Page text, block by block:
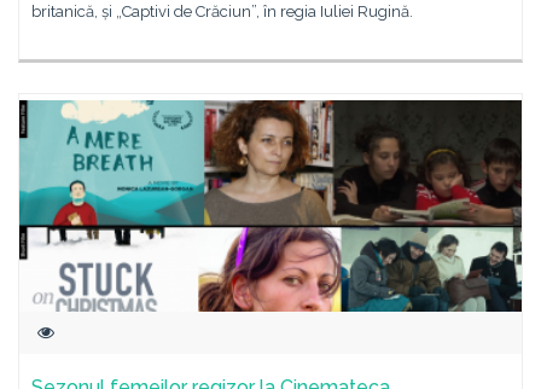
britanică, și „Captivi de Crăciun”, în regia Iuliei Rugină.